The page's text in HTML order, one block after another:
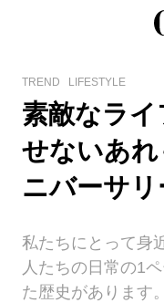
TREND LIFESTYLE
素敵なラ
せないあ
ニバーサリ
私たちにとって身
人たちの日常の1
た歴史があります